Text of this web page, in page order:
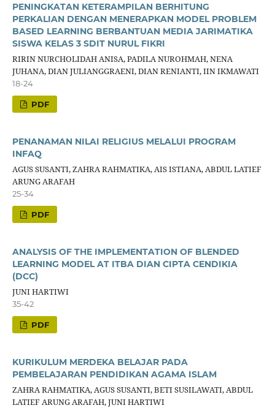
PENINGKATAN KETERAMPILAN BERHITUNG
PERKALIAN DENGAN MENERAPKAN MODEL PROBLEM
BASED LEARNING BERBANTUAN MEDIA JARIMATIKA
SISWA KELAS 3 SDIT NURUL FIKRI
RIRIN NURCHOLIDAH ANISA, PADILA NUROHMAH, NENA
JUHANA, DIAN JULIANGGRAENI, DIAN RENIANTI, IIN IKMAWATI
18-24
PDF
PENANAMAN NILAI RELIGIUS MELALUI PROGRAM
INFAQ
AGUS SUSANTI, ZAHRA RAHMATIKA, AIS ISTIANA, ABDUL LATIEF
ARUNG ARAFAH
25-34
PDF
ANALYSIS OF THE IMPLEMENTATION OF BLENDED
LEARNING MODEL AT ITBA DIAN CIPTA CENDIKIA
(DCC)
JUNI HARTIWI
35-42
PDF
KURIKULUM MERDEKA BELAJAR PADA
PEMBELAJARAN PENDIDIKAN AGAMA ISLAM
ZAHRA RAHMATIKA, AGUS SUSANTI, BETI SUSILAWATI, ABDUL
LATIEF ARUNG ARAFAH, JUNI HARTIWI